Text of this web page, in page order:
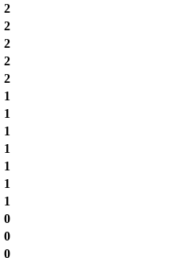
2
2
2
2
2
1
1
1
1
1
1
1
0
0
0